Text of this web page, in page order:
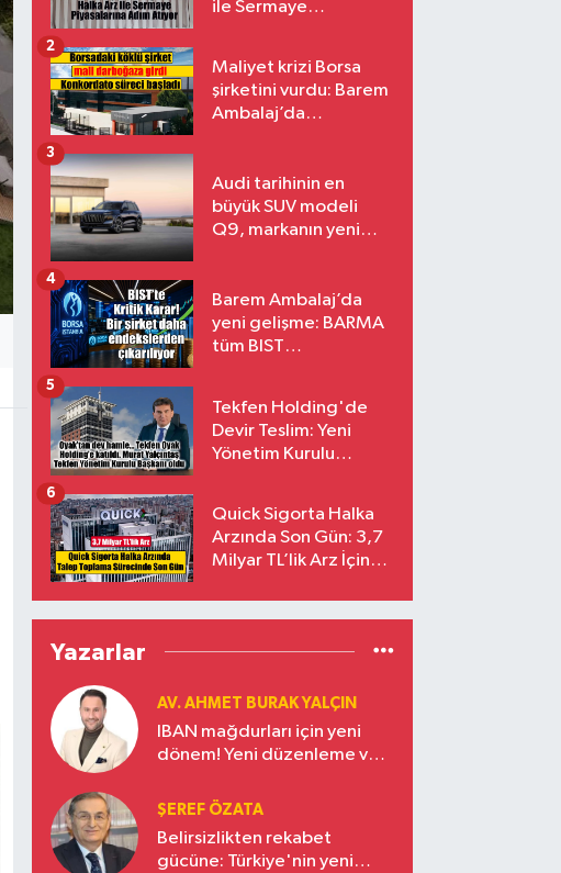
ile Sermaye
Maliyet krizi Borsa
şirketini vurdu: Barem
Ambalaj’da
2
Audi tarihinin en
büyük SUV modeli
Q9, markanın yeni
3
Barem Ambalaj’da
yeni gelişme: BARMA
tüm BIST
4
Tekfen Holding'de
Devir Teslim: Yeni
Yönetim Kurulu
5
Quick Sigorta Halka
Arzında Son Gün: 3,7
Milyar TL’lik Arz İçin
Eriyor
6
Yazarlar
AV. AHMET BURAK YALÇIN
IBAN mağdurları için yeni
dönem! Yeni düzenleme ve
ŞEREF ÖZATA
Belirsizlikten rekabet
gücüne: Türkiye'nin yeni